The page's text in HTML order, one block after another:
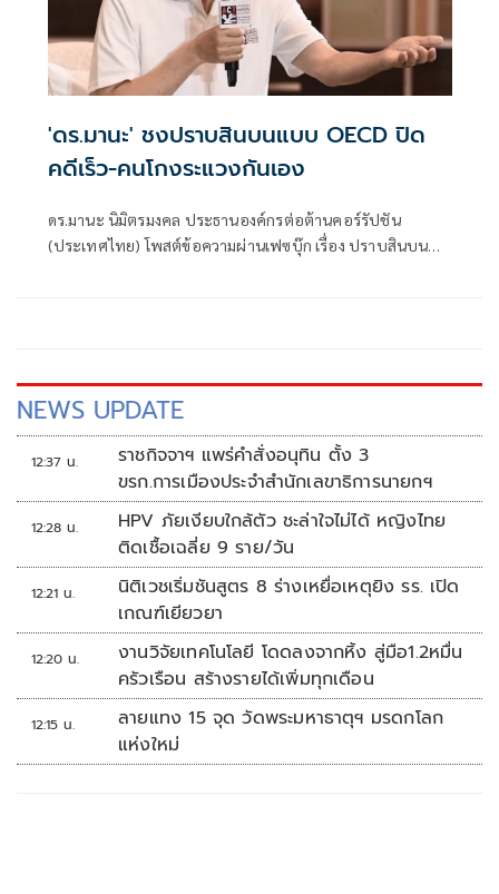
'ดร.มานะ' ชงปราบสินบนแบบ OECD ปิด
คดีเร็ว-คนโกงระแวงกันเอง
ดร.มานะ นิมิตรมงคล ประธานองค์กรต่อต้านคอร์รัปชัน
(ประเทศไทย) โพสต์ข้อความผ่านเฟซบุ๊ก เรื่อง ปราบสินบน
NEWS UPDATE
12:37 น.
ราชกิจจาฯ แพร่คำสั่งอนุทิน ตั้ง 3
ขรก.การเมืองประจำสำนักเลขาธิการนายกฯ
12:28 น.
HPV ภัยเงียบใกล้ตัว ชะล่าใจไม่ได้ หญิงไทย
ติดเชื้อเฉลี่ย 9 ราย/วัน
12:21 น.
นิติเวชเริ่มชันสูตร 8 ร่างเหยื่อเหตุยิง รร. เปิด
เกณฑ์เยียวยา
12:20 น.
งานวิจัยเทคโนโลยี โดดลงจากหิ้ง สู่มือ1.2หมื่น
ครัวเรือน สร้างรายได้เพิ่มทุกเดือน
12:15 น.
ลายแทง 15 จุด วัดพระมหาธาตุฯ มรดกโลก
แห่งใหม่